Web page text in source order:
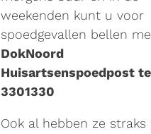
weekenden kunt u voor
spoedgevallen bellen
DokNoord
Huisartsenspoedpost
3301330
Ook al hebben ze straks